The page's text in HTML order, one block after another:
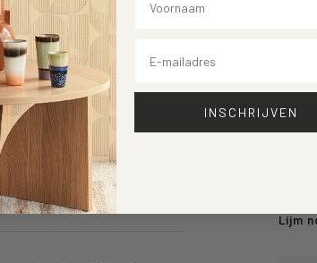
Lijm
INSCHRIJVEN